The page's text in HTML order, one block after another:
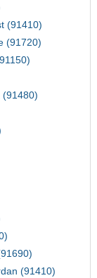
(91410)
(91720)
(91480)
(91410)